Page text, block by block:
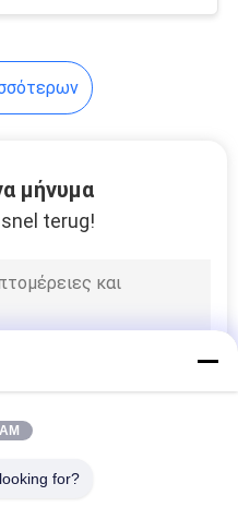
μήνυμα
terug!
for?